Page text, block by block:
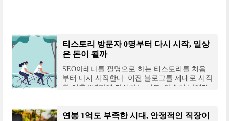
티스토리 방문자 0명부터 다시 시작, 일상
은 돈이 될까
SEO아레나를 필명으로 하는 티스토리를 처음
부터 다시 시작한다. 이전 블로그를 제대로 시작
한 이후 2년만에 다시하는 시도. 단순히 남에게
연봉 1억도 부족한 시대, 안정적인 직장이